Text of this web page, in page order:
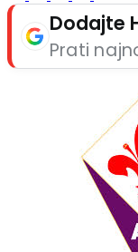
Dodajte
Prati